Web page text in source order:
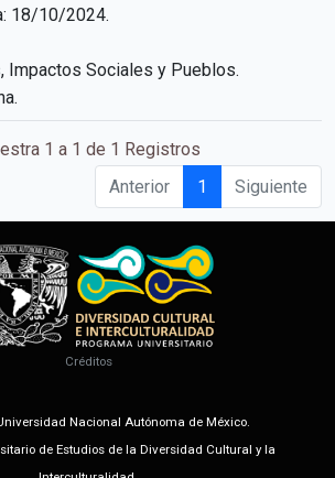
18/10/2024.
Impactos Sociales y Pueblos.
1 a 1 de 1 Registros
Anterior
1 Siguiente
Créditos
Nacional Autónoma de México.
de Estudios de la Diversidad Cultural y la